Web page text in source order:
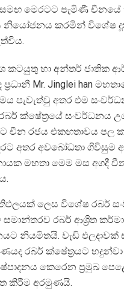
සමඟ මෙරටට පැමිණී චීනයේ
නියෝජනය කරමින් විශේෂ
කටයුතු හා අන්තර් ජාතික
Mr. Jinglei han
පැවැත්වු අතර එම
ක්ෂේත්‍රයේ සංවර්ධනය
චීන රජය එකඟතාවය පල
අතර අවබෝධතා ගිවිසුම
මහතා මෙම මස අගදී
ලෙස විශේෂ රබර්
රබර් ආශ්‍රිත
නියමිතයි. වැඩි ඵලදාවක්
රබර් ක්ෂේත්‍රයට
කෙරෙන ප්‍රමුඛ
කිරීම අරමුණයි.